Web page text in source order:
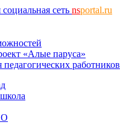
сеть nsportal.ru
«Алые паруса»
педагогических работников